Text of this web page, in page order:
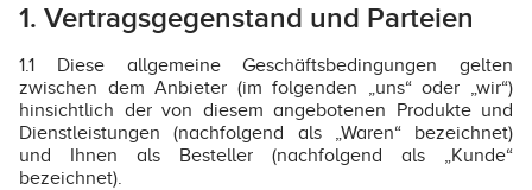
1. Vertragsgegenstand und Parteien
1.1 Diese allgemeine Geschäftsbedingungen gelten
zwischen dem Anbieter (im folgenden „uns“ oder „wir“)
hinsichtlich der von diesem angebotenen Produkte und
Dienstleistungen (nachfolgend als „Waren“ bezeichnet)
und Ihnen als Besteller (nachfolgend als „Kunde“
bezeichnet).